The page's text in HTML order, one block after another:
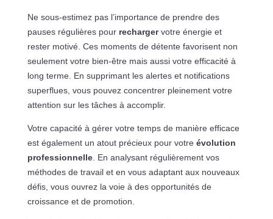
Ne sous-estimez pas l’importance de prendre des
pauses régulières pour rechargervotre énergie et
rester motivé. Ces moments de détente favorisent non
seulement votre bien-être mais aussi votre efficacité à
long terme. En supprimant les alertes et notifications
superflues, vous pouvez concentrer pleinement votre
attention sur les tâches à accomplir.
Votre capacité à gérer votre temps de manière efficace
est également un atout précieux pour votre évolution
professionnelle. En analysant régulièrement vos
méthodes de travail et en vous adaptant aux nouveaux
défis, vous ouvrez la voie à des opportunités de
croissance et de promotion.